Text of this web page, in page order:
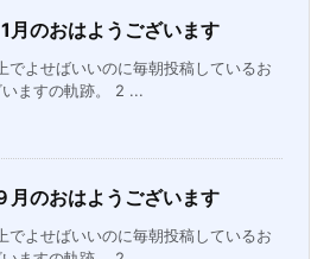
月のおはようございます
よせばいいのに毎朝投稿しているお
ますの軌跡。 2 ...
月のおはようございます
よせばいいのに毎朝投稿しているお